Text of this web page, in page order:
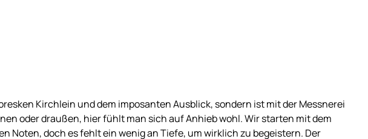
Kirchlein und dem imposanten Ausblick, sondern ist mit der Messnerei
oder draußen, hier fühlt man sich auf Anhieb wohl. Wir starten mit dem
Noten, doch es fehlt ein wenig an Tiefe, um wirklich zu begeistern. Der